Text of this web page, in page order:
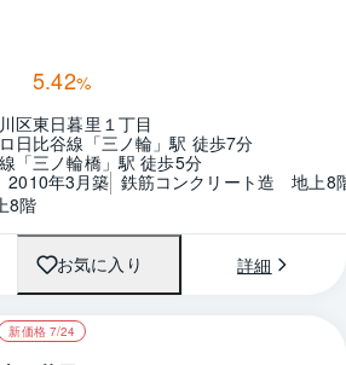
5.42%
区東日暮里１丁目
日比谷線「三ノ輪」駅 徒歩7分
「三ノ輪橋」駅 徒歩5分
2010年3月築 鉄筋コンクリート造　地上8
8階
お気に入り 詳細
1 / 0 間取り
新価格 7/24